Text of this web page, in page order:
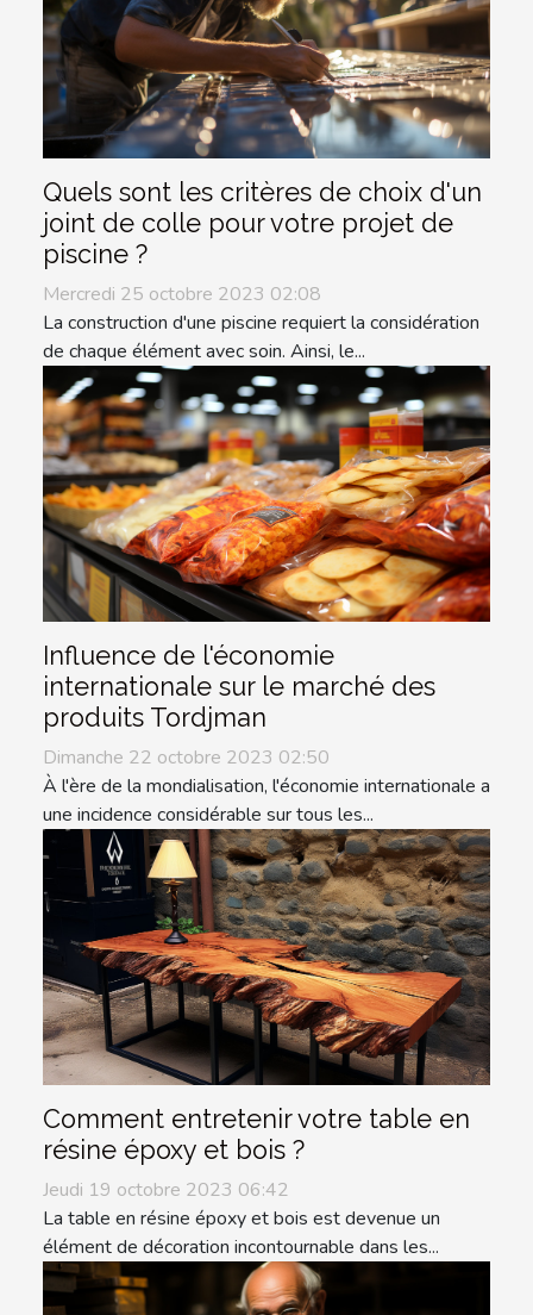
Quels sont les critères de choix d'un
joint de colle pour votre projet de
piscine ?
Mercredi 25 octobre 2023 02:08
La construction d'une piscine requiert la considération
de chaque élément avec soin. Ainsi, le...
Influence de l'économie
internationale sur le marché des
produits Tordjman
Dimanche 22 octobre 2023 02:50
À l'ère de la mondialisation, l'économie internationale a
une incidence considérable sur tous les...
Comment entretenir votre table en
résine époxy et bois ?
Jeudi 19 octobre 2023 06:42
La table en résine époxy et bois est devenue un
élément de décoration incontournable dans les...